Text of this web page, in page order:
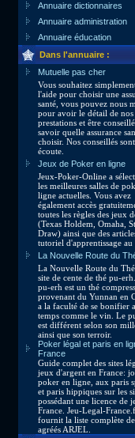
Annuaire dictionnaires
Annuaire administration
Annuaire éducation
Dans l'annuaire :
Mutuelle pas cher
Vous souhaitez
l'aide pour choisir une
santé, vous pouvez nous
pour avoir le détail de nos
prestations et être
savoir quelle assurance
choisir. Nos conseillés
écoute.
Jeux de Poker en ligne
Jeux-Poker-Online a
les meilleures salles de
ligne actuelles. Vous avez
également accès
toutes les règles des jeux
(Texas Holdem, Omaha,
Draw) ainsi que des
tutoriel d'apprentissage au
La Nouvelle Route du
La Nouvelle Route du Thé
site de cente de thé pu-
pu-erh est un thé
provenant du Yunnan en
a la faculté de se bonifier
temps comme le vin. Le
est différent selon son
ainsi que son terroir.
Poker légal et paris en
France
Guide complet des sites
jeux d'argent en France:
poker en ligne, aux paris
et paris hippiques sur les
possédant une licence de
France. Jeu-Legal-
fournit la liste complète
agréés ARJEL.